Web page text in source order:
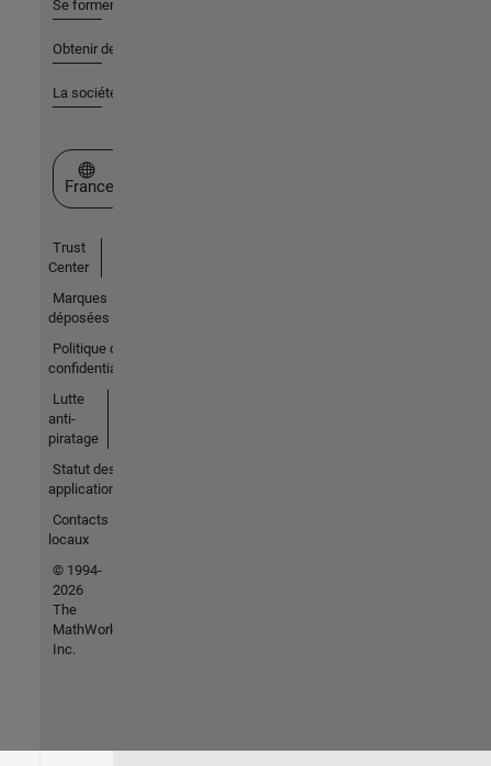
Se former
Obtenir de l'aide
La société
Sélectionner un site web
France
Trust
Center
Marques
déposées
Politique de
confidentialité
Lutte
anti-
piratage
Statut des
applications
Contacts
locaux
© 1994-
2026
The
MathWorks,
Inc.